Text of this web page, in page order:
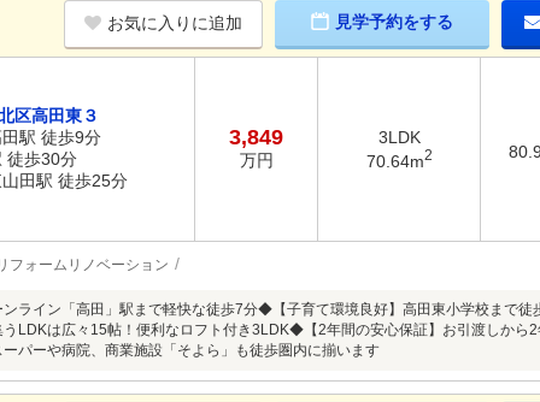
お気に入りに追加 見学予約をする
区高田東３
駅 徒歩9分
徒歩30分
田駅 徒歩25分
3,849
万円
3LDK
70.64m2
リフォームリノベーション
ライン「高田」駅まで軽快な徒歩7分◆【子育て環境良好】高田東小学校まで徒
LDKは広々15帖！便利なロフト付き3LDK◆【2年間の安心保証】お引渡しから
パーや病院、商業施設「そよら」も徒歩圏内に揃います